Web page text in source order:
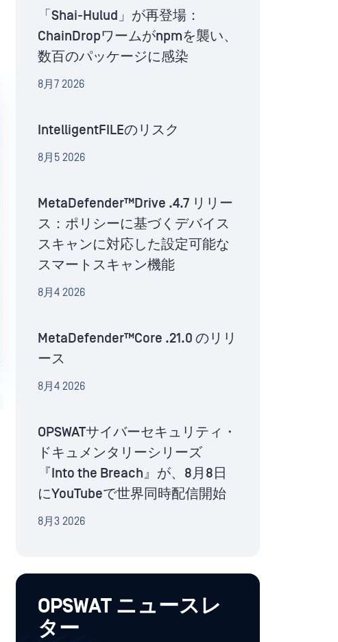
「Shai-Hulud」が再登場：
ChainDropワームがnpmを襲い、
数百のパッケージに感染
8月7 2026
IntelligentFILEのリスク
8月5 2026
MetaDefender™Drive .4.7 リリー
ス：ポリシーに基づくデバイス
スキャンに対応した設定可能な
スマートスキャン機能
8月4 2026
MetaDefender™Core .21.0 のリリ
ース
8月4 2026
OPSWATサイバーセキュリティ・
ドキュメンタリーシリーズ
『Into the Breach』が、8月8日
にYouTubeで世界同時配信開始
8月3 2026
OPSWAT ニュースレ
ター